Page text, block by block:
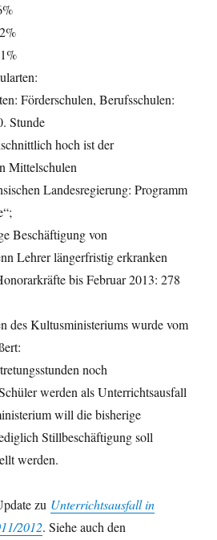
Förderschulen, Berufsschulen:
Stunde
hoch ist der
Mittelschulen
Landesregierung: Programm
Beschäftigung von
Lehrer längerfristig erkranken
bis Februar 2013: 278
des Kultusministeriums wurde vom
noch
werden als Unterrichtsausfall
will die bisherige
Stillbeschäftigung soll
werden.
zu Unterrichtsausfall in
2012. Siehe auch den